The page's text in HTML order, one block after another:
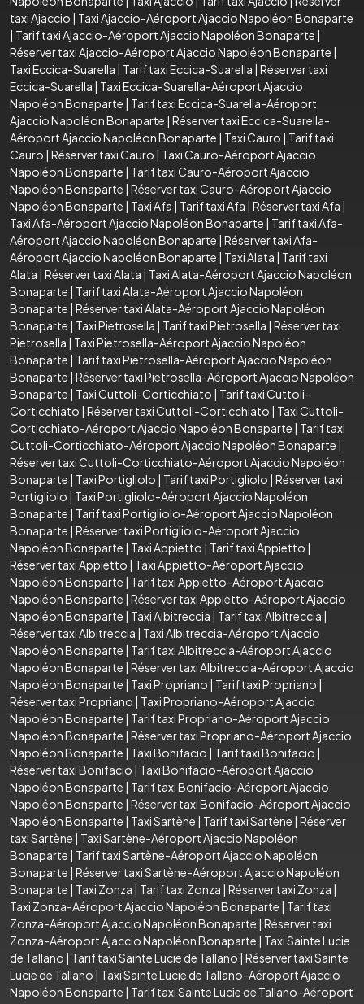
taxi Ajaccio | Taxi Ajaccio-Aéroport Ajaccio Napoléon Bonaparte
| Tarif taxi Ajaccio-Aéroport Ajaccio Napoléon Bonaparte |
Réserver taxi Ajaccio-Aéroport Ajaccio Napoléon Bonaparte |
Taxi Eccica-Suarella | Tarif taxi Eccica-Suarella | Réserver taxi
Eccica-Suarella | Taxi Eccica-Suarella-Aéroport Ajaccio
Napoléon Bonaparte | Tarif taxi Eccica-Suarella-Aéroport
Ajaccio Napoléon Bonaparte | Réserver taxi Eccica-Suarella-
Aéroport Ajaccio Napoléon Bonaparte | Taxi Cauro | Tarif taxi
Cauro | Réserver taxi Cauro | Taxi Cauro-Aéroport Ajaccio
Napoléon Bonaparte | Tarif taxi Cauro-Aéroport Ajaccio
Napoléon Bonaparte | Réserver taxi Cauro-Aéroport Ajaccio
Napoléon Bonaparte | Taxi Afa | Tarif taxi Afa | Réserver taxi Afa |
Taxi Afa-Aéroport Ajaccio Napoléon Bonaparte | Tarif taxi Afa-
Aéroport Ajaccio Napoléon Bonaparte | Réserver taxi Afa-
Aéroport Ajaccio Napoléon Bonaparte | Taxi Alata | Tarif taxi
Alata | Réserver taxi Alata | Taxi Alata-Aéroport Ajaccio Napoléon
Bonaparte | Tarif taxi Alata-Aéroport Ajaccio Napoléon
Bonaparte | Réserver taxi Alata-Aéroport Ajaccio Napoléon
Bonaparte | Taxi Pietrosella | Tarif taxi Pietrosella | Réserver taxi
Pietrosella | Taxi Pietrosella-Aéroport Ajaccio Napoléon
Bonaparte | Tarif taxi Pietrosella-Aéroport Ajaccio Napoléon
Bonaparte | Réserver taxi Pietrosella-Aéroport Ajaccio Napoléon
Bonaparte | Taxi Cuttoli-Corticchiato | Tarif taxi Cuttoli-
Corticchiato | Réserver taxi Cuttoli-Corticchiato | Taxi Cuttoli-
Corticchiato-Aéroport Ajaccio Napoléon Bonaparte | Tarif taxi
Cuttoli-Corticchiato-Aéroport Ajaccio Napoléon Bonaparte |
Réserver taxi Cuttoli-Corticchiato-Aéroport Ajaccio Napoléon
Bonaparte | Taxi Portigliolo | Tarif taxi Portigliolo | Réserver taxi
Portigliolo | Taxi Portigliolo-Aéroport Ajaccio Napoléon
Bonaparte | Tarif taxi Portigliolo-Aéroport Ajaccio Napoléon
Bonaparte | Réserver taxi Portigliolo-Aéroport Ajaccio
Napoléon Bonaparte | Taxi Appietto | Tarif taxi Appietto |
Réserver taxi Appietto | Taxi Appietto-Aéroport Ajaccio
Napoléon Bonaparte | Tarif taxi Appietto-Aéroport Ajaccio
Napoléon Bonaparte | Réserver taxi Appietto-Aéroport Ajaccio
Napoléon Bonaparte | Taxi Albitreccia | Tarif taxi Albitreccia |
Réserver taxi Albitreccia | Taxi Albitreccia-Aéroport Ajaccio
Napoléon Bonaparte | Tarif taxi Albitreccia-Aéroport Ajaccio
Napoléon Bonaparte | Réserver taxi Albitreccia-Aéroport Ajaccio
Napoléon Bonaparte | Taxi Propriano | Tarif taxi Propriano |
Réserver taxi Propriano | Taxi Propriano-Aéroport Ajaccio
Napoléon Bonaparte | Tarif taxi Propriano-Aéroport Ajaccio
Napoléon Bonaparte | Réserver taxi Propriano-Aéroport Ajaccio
Napoléon Bonaparte | Taxi Bonifacio | Tarif taxi Bonifacio |
Réserver taxi Bonifacio | Taxi Bonifacio-Aéroport Ajaccio
Napoléon Bonaparte | Tarif taxi Bonifacio-Aéroport Ajaccio
Napoléon Bonaparte | Réserver taxi Bonifacio-Aéroport Ajaccio
Napoléon Bonaparte | Taxi Sartène | Tarif taxi Sartène | Réserver
taxi Sartène | Taxi Sartène-Aéroport Ajaccio Napoléon
Bonaparte | Tarif taxi Sartène-Aéroport Ajaccio Napoléon
Bonaparte | Réserver taxi Sartène-Aéroport Ajaccio Napoléon
Bonaparte | Taxi Zonza | Tarif taxi Zonza | Réserver taxi Zonza |
Taxi Zonza-Aéroport Ajaccio Napoléon Bonaparte | Tarif taxi
Zonza-Aéroport Ajaccio Napoléon Bonaparte | Réserver taxi
Zonza-Aéroport Ajaccio Napoléon Bonaparte | Taxi Sainte Lucie
de Tallano | Tarif taxi Sainte Lucie de Tallano | Réserver taxi Sainte
Lucie de Tallano | Taxi Sainte Lucie de Tallano-Aéroport Ajaccio
Napoléon Bonaparte | Tarif taxi Sainte Lucie de Tallano-Aéroport